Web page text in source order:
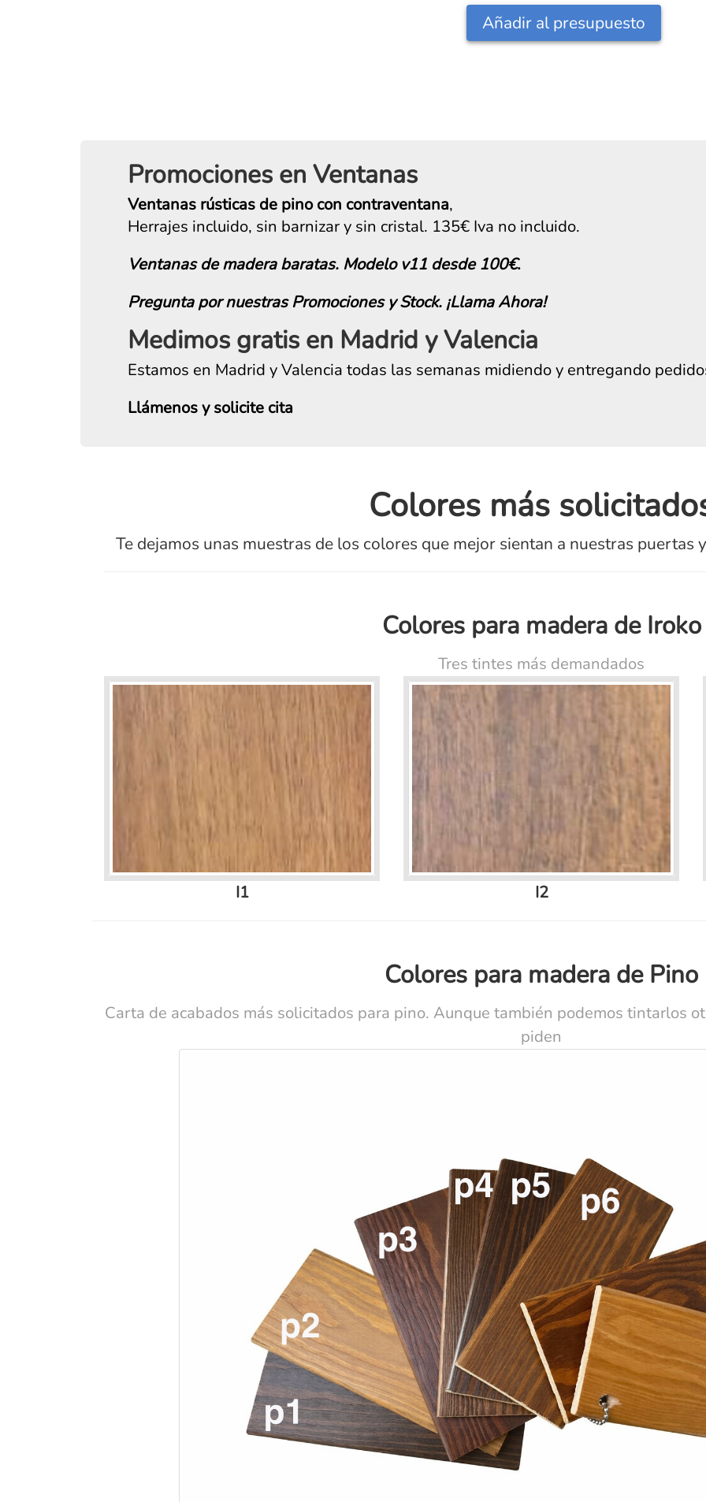
Añadir al presupuesto
Promociones en Ventanas
Ventanas rústicas de pino con contraventana,
Herrajes incluido, sin barnizar y sin cristal. 135€ Iva no incluido.
Ventanas de madera baratas. Modelo v11 desde 100€.
Pregunta por nuestras Promociones y Stock. ¡Llama Ahora!
Medimos gratis en Madrid y Valencia
Estamos en Madrid y Valencia todas las semanas midiendo y entregando
Llámenos y solicite cita
Colores más
Te dejamos unas muestras de los colores que mejor sientan a nuestras puertas
Colores para madera de Iroko
Tres tintes más demandados
I1 I2
Colores para madera de Pino
Carta de acabados más solicitados para pino. Aunque también podemos tintarlos
piden